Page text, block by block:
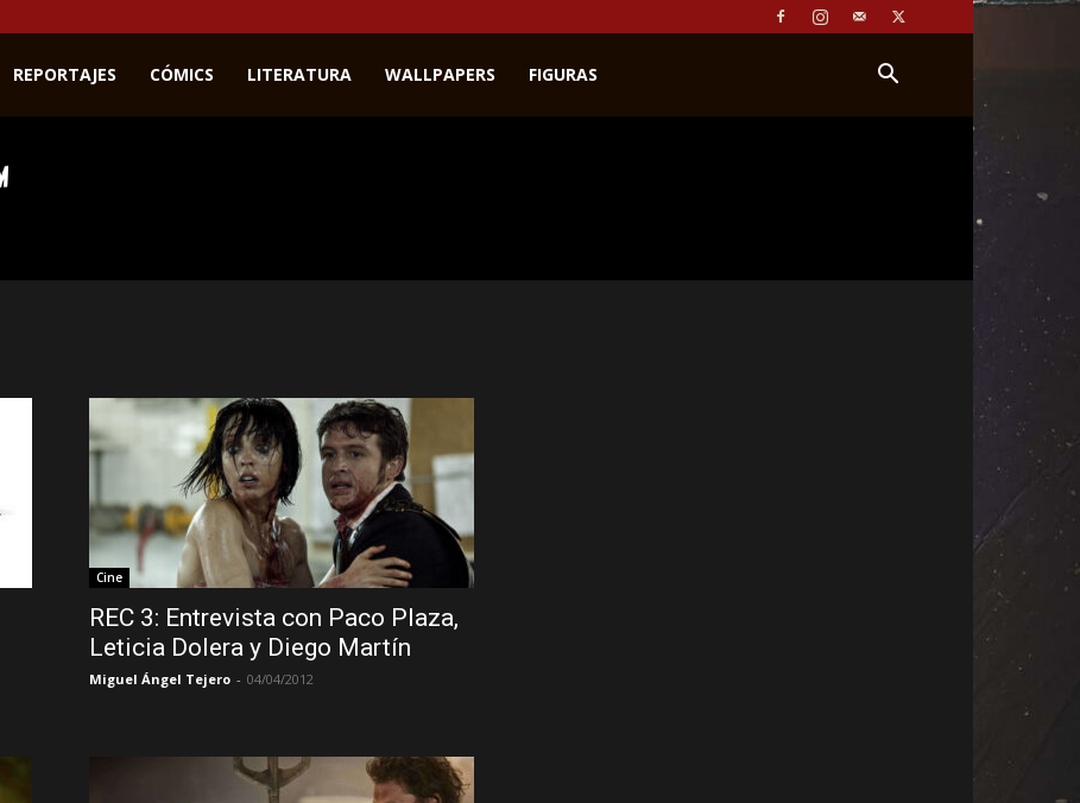
REPORTAJES CÓMICS LITERATURA WALLPAPERS FIGURAS
Cine
REC 3: Entrevista con Paco Plaza,
Leticia Dolera y Diego Martín
Miguel Ángel Tejero - 04/04/2012